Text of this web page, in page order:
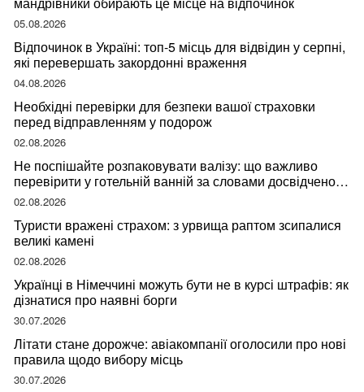
05.08.2026
Відпочинок в Україні: топ-5 місць для відвідин у серпні,
які перевершать закордонні враження
04.08.2026
Необхідні перевірки для безпеки вашої страховки
перед відправленням у подорож
02.08.2026
Не поспішайте розпаковувати валізу: що важливо
перевірити у готельній ванній за словами досвідченої
мандрівниці
02.08.2026
Туристи вражені страхом: з урвища раптом зсипалися
великі камені
02.08.2026
Українці в Німеччині можуть бути не в курсі штрафів: як
дізнатися про наявні борги
30.07.2026
Літати стане дорожче: авіакомпанії оголосили про нові
правила щодо вибору місць
30.07.2026